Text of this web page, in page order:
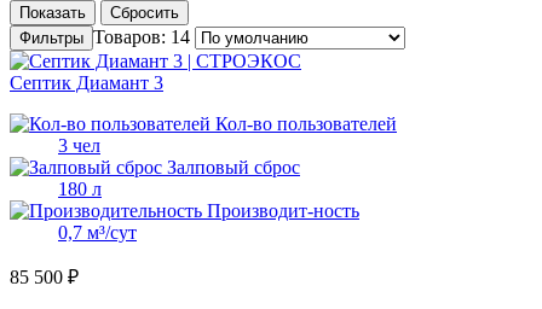
Фильтры Товаров: 14
Септик Диамант 3
Кол-во пользователей
3 чел
Залповый сброс
180 л
Производит-ность
0,7 м³/сут
85 500 ₽